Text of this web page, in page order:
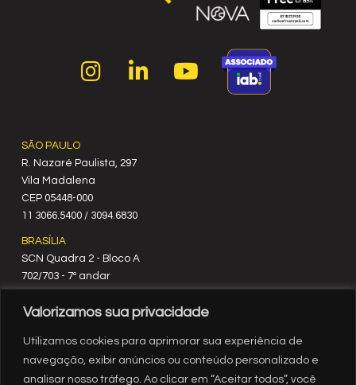
Valorizamos sua privacidade
Utilizamos cookies para aprimorar sua experiência de
navegação, exibir anúncios ou conteúdo personalizado e
analisar nosso tráfego. Ao clicar em “Aceitar todos”, você
SÃO PAULO
R. Nazaré Paulista, 297
Vila Madalena
C‍EP 05448-000
11 3066.5400 / 3094.6830
BRASÍLIA
SCN Quadra 2 - Bloco A
702/703 - 7º andar
61 3329.8200
RIO DE JANEIRO
Rua México, nº 3